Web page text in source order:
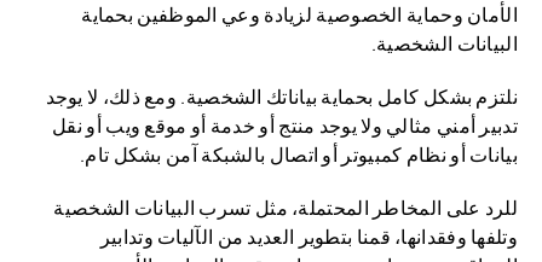
الأمان وحماية الخصوصية لزيادة وعي الموظفين بحماية
البيانات الشخصية.
نلتزم بشكل كامل بحماية بياناتك الشخصية. ومع ذلك، لا يوجد
تدبير أمني مثالي ولا يوجد منتج أو خدمة أو موقع ويب أو نقل
بيانات أو نظام كمبيوتر أو اتصال بالشبكة آمن بشكل تام.
للرد على المخاطر المحتملة، مثل تسرب البيانات الشخصية
وتلفها وفقدانها، قمنا بتطوير العديد من الآليات وتدابير